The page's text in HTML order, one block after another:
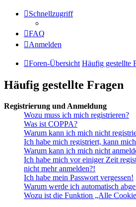
Schnellzugriff
FAQ
Anmelden
Foren-Übersicht Häufig gestellte
Häufig gestellte Fragen
Registrierung und Anmeldung
Wozu muss ich mich registrieren?
Was ist COPPA?
Warum kann ich mich nicht
Ich habe mich registriert, kann
Warum kann ich mich nicht
Ich habe mich vor einiger Zeit
nicht mehr anmelden?!
Ich habe mein Passwort vergessen!
Warum werde ich automatisch
Wozu ist die Funktion „Alle